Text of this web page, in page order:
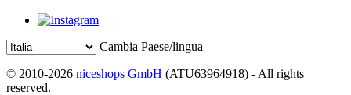
Cambia Paese/lingua
© 2010-2026 niceshops GmbH (ATU63964918) - All rights
reserved.